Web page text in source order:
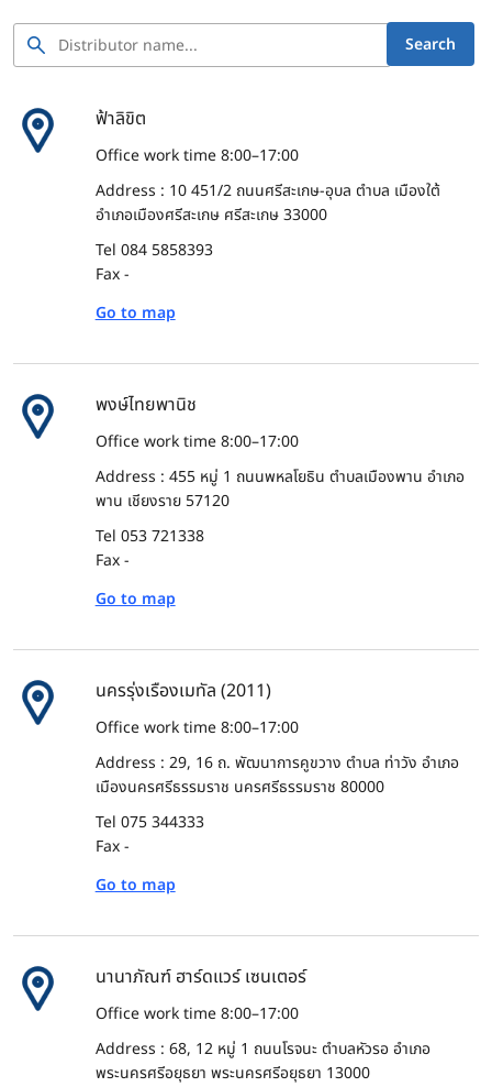
Search
ฟ้าลิขิต
Office work time 8:00–17:00
Address : 10 451/2 ถนนศรีสะเกษ-อุบล ตำบล เมืองใต้
อำเภอเมืองศรีสะเกษ ศรีสะเกษ 33000
Tel 084 5858393
Fax -
Go to map
พงษ์ไทยพานิช
Office work time 8:00–17:00
Address : 455 หมู่ 1 ถนนพหลโยธิน ตำบลเมืองพาน อำเภอ
พาน เชียงราย 57120
Tel 053 721338
Fax -
Go to map
นครรุ่งเรืองเมทัล (2011)
Office work time 8:00–17:00
Address : 29, 16 ถ. พัฒนาการคูขวาง ตำบล ท่าวัง อำเภอ
เมืองนครศรีธรรมราช นครศรีธรรมราช 80000
Tel 075 344333
Fax -
Go to map
นานาภัณฑ์ ฮาร์ดแวร์ เซนเตอร์
Office work time 8:00–17:00
Address : 68, 12 หมู่ 1 ถนนโรจนะ ตำบลหัวรอ อำเภอ
พระนครศรีอยุธยา พระนครศรีอยุธยา 13000